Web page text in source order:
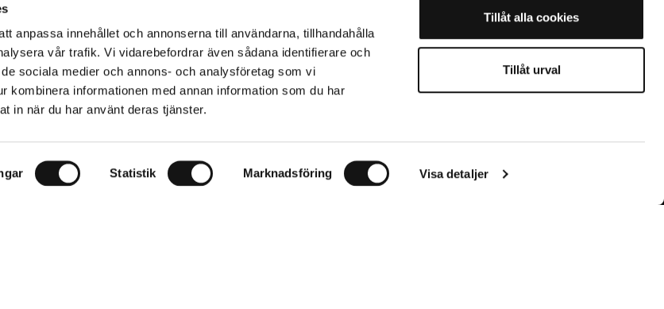
anpassa innehållet och annonserna till användarna, tillhandahålla
vår trafik. Vi vidarebefordrar även sådana identifierare och
sociala medier och annons- och analysföretag som vi
kombinera informationen med annan information som du har
in när du har använt deras tjänster.
Statistik Marknadsföring Visa detaljer
Tillåt alla cookies
Tillåt urval
Subscribe to our newsletter
Receive 10% discount on your next order
By subscribing, you agree to our privacy policy and that Holdit can send you
targeted marketing via email.